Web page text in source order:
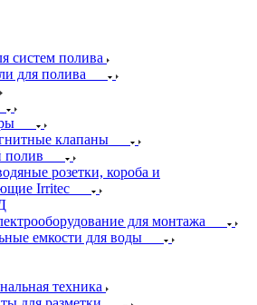
систем полива
для полива
клапаны
полив
розетки, короба и
Irritec
для монтажа
емкости для воды
техника